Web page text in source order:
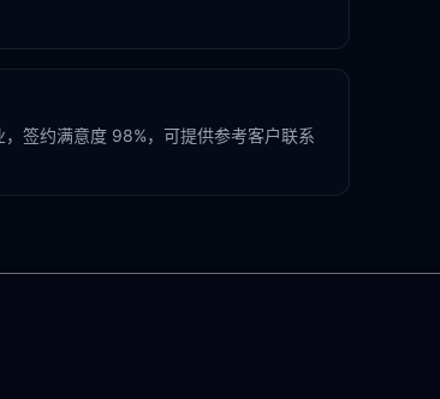
签约满意度 98%，可提供参考客户联系